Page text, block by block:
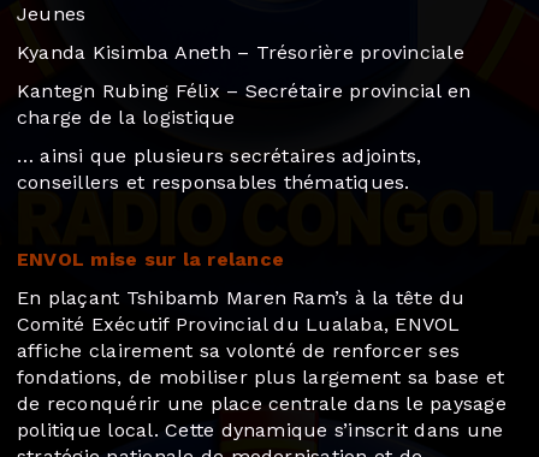
Jeunes
Kyanda Kisimba Aneth – Trésorière provinciale
Kantegn Rubing Félix – Secrétaire provincial en
charge de la logistique
… ainsi que plusieurs secrétaires adjoints,
conseillers et responsables thématiques.
ENVOL mise sur la relance
En plaçant Tshibamb Maren Ram’s à la tête du
Comité Exécutif Provincial du Lualaba, ENVOL
affiche clairement sa volonté de renforcer ses
fondations, de mobiliser plus largement sa base et
de reconquérir une place centrale dans le paysage
politique local. Cette dynamique s’inscrit dans une